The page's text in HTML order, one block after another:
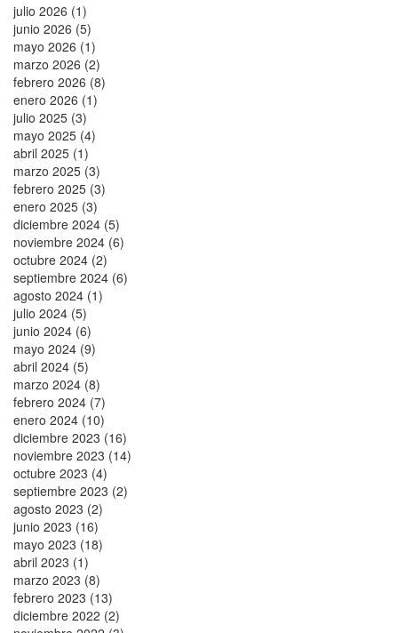
julio 2026 (1)
junio 2026 (5)
mayo 2026 (1)
marzo 2026 (2)
febrero 2026 (8)
enero 2026 (1)
julio 2025 (3)
mayo 2025 (4)
abril 2025 (1)
marzo 2025 (3)
febrero 2025 (3)
enero 2025 (3)
diciembre 2024 (5)
noviembre 2024 (6)
octubre 2024 (2)
septiembre 2024 (6)
agosto 2024 (1)
julio 2024 (5)
junio 2024 (6)
mayo 2024 (9)
abril 2024 (5)
marzo 2024 (8)
febrero 2024 (7)
enero 2024 (10)
diciembre 2023 (16)
noviembre 2023 (14)
octubre 2023 (4)
septiembre 2023 (2)
agosto 2023 (2)
junio 2023 (16)
mayo 2023 (18)
abril 2023 (1)
marzo 2023 (8)
febrero 2023 (13)
diciembre 2022 (2)